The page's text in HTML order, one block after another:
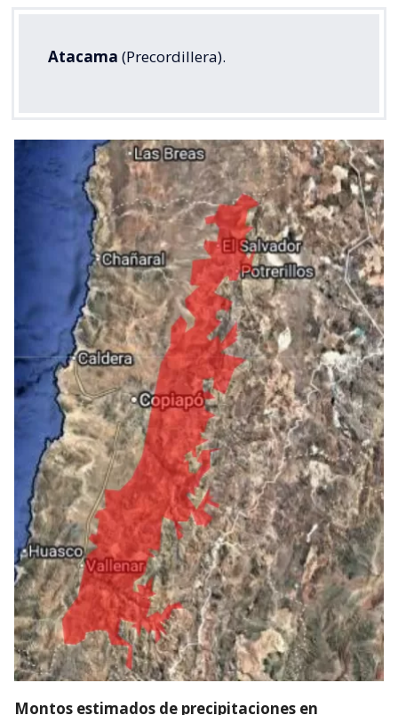
Atacama (Precordillera).
Montos estimados de precipitaciones en